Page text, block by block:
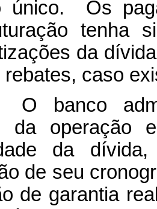
único. Os
tenha
da
caso
banco
da operação
da
de seu
de garantia